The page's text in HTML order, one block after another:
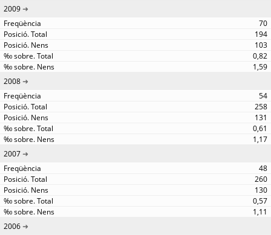
2009
70
194
103
0,82
1,59
2008
54
258
131
0,61
1,17
2007
48
260
130
0,57
1,11
2006